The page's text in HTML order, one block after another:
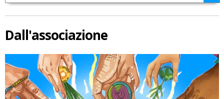
Dall'associazione